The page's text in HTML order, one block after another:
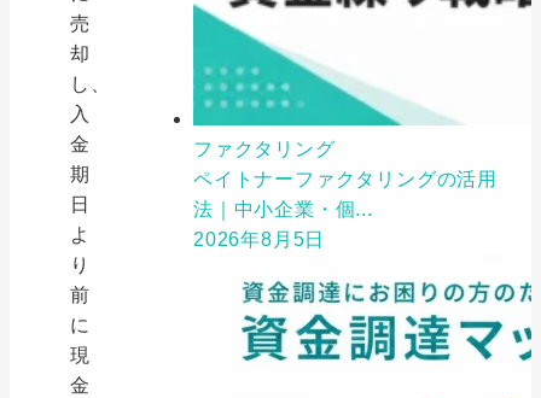
売
却
し、
入
金
期
日
よ
り
前
に
現
金
ファクタリング
ペイトナーファクタリングの活用
法｜中小企業・個...
2026年8月5日